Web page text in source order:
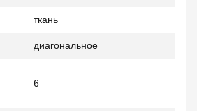
ткань
диагональное
6